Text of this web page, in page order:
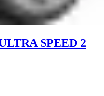
SPEED 2